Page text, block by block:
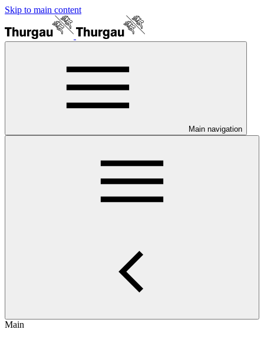
Skip to main content
Main navigation
Main